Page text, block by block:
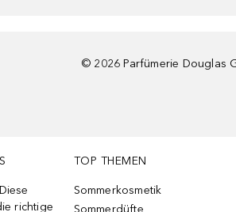
© 2026 Parfümerie Douglas
richtige
TOP THEMEN
Sommerkosmetik
Sommerdüfte